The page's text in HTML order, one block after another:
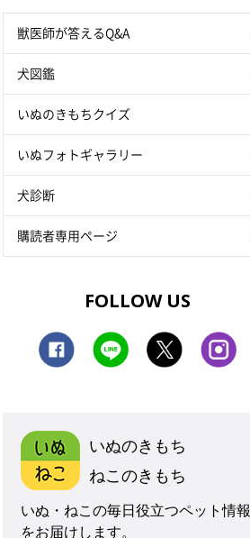
獣医師が答えるQ&A
犬図鑑
いぬのきもちクイズ
いぬフォトギャラリー
犬診断
購読者専用ページ
FOLLOW US
いぬのきもち
ねこのきもち
いぬ・ねこの毎日役立つペット情報
をお届けします。